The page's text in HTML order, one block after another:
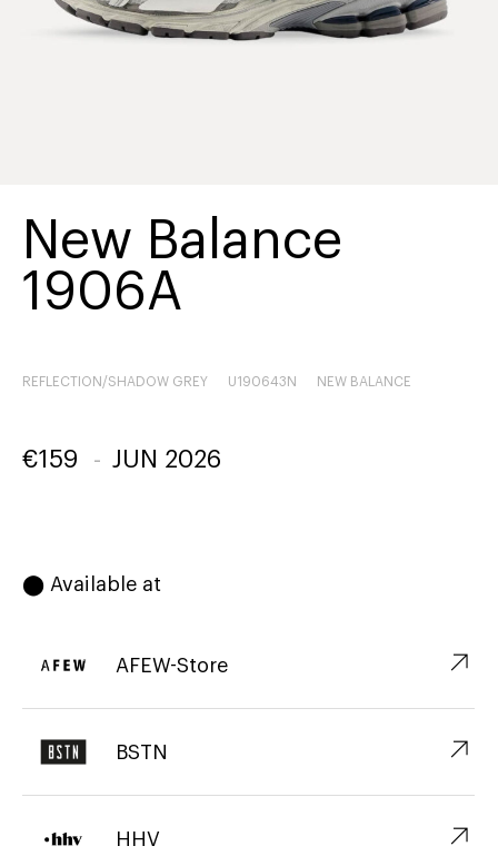
New Balance
1906A
REFLECTION/SHADOW GREY U190643N NEW BALANCE
€159 - JUN 2026
⬤ Available at
AFEW-Store ↗︎
BSTN ↗︎
HHV ↗︎